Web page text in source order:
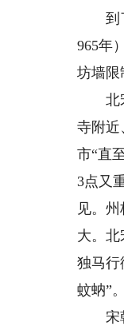
到了
965年
坊墙限
北宋
寺附近
市“直
3点又
见。
大。
独马
蚊蚋”。
宋朝